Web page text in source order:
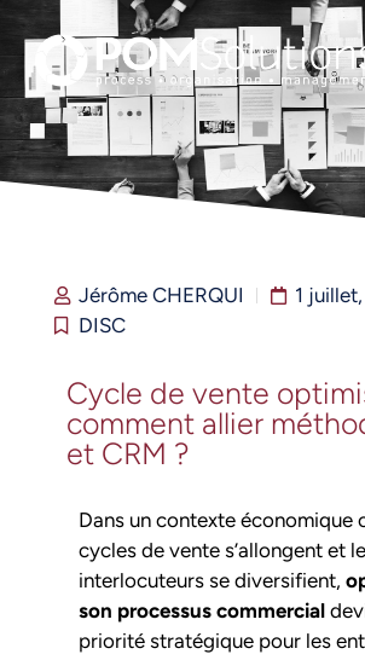
Jérôme CHERQUI
1
DISC
Cycle de vente
comment allier
et CRM ?
Dans un contexte économique
cycles de vente s’allongent et
interlocuteurs se diversifient,
son processus commercial
priorité stratégique pour les